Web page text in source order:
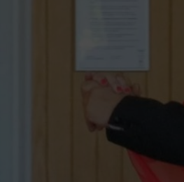
Deine
Alles zur